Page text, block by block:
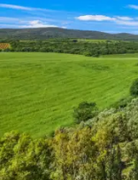
Sitenin dış
sunuyor.Kapalı
zeytin ağaçları
gölile pitoresk,
metrekarelik bir
için barınak
hektarlık bir alanı